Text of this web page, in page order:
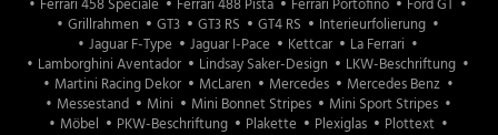
Ferrari 458 Speciale
Ferrari 488 Pista Ferrari Portofino
Ford GT
Grillrahmen
GT3 GT3 RS GT4 RS
Interieurfolierung
Jaguar F-Type
Jaguar I-Pace Kettcar
La Ferrari
Lamborghini Aventador
Lindsay Saker-Design
LKW-Beschriftung
Martini Racing Dekor
McLaren Mercedes
Mercedes Benz
Messestand
Mini Mini Bonnet Stripes
Mini Sport Stripes
Möbel
PKW-Beschriftung Plakette Plexiglas
Plottext